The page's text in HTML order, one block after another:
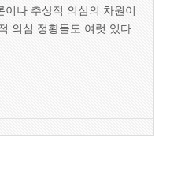
이나 추상적 의심의 차원이
의심 정황들도 여럿 있다